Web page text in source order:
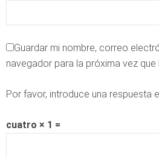
Guardar mi nombre, correo
navegador para la próxima vez
Por favor, introduce una respuesta
cuatro × 1 =